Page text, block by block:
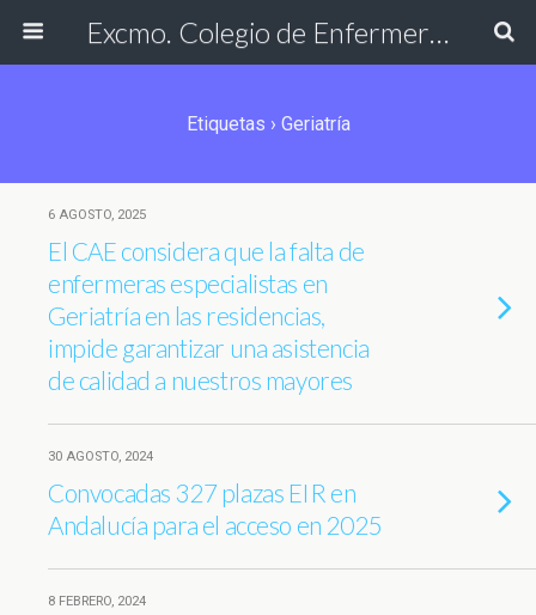
Excmo. Colegio de Enfermería de Cádiz
Etiquetas › Geriatría
6 AGOSTO, 2025
El CAE considera que la falta de
enfermeras especialistas en
Geriatría en las residencias,
impide garantizar una asistencia
de calidad a nuestros mayores
30 AGOSTO, 2024
Convocadas 327 plazas EIR en
Andalucía para el acceso en 2025
8 FEBRERO, 2024